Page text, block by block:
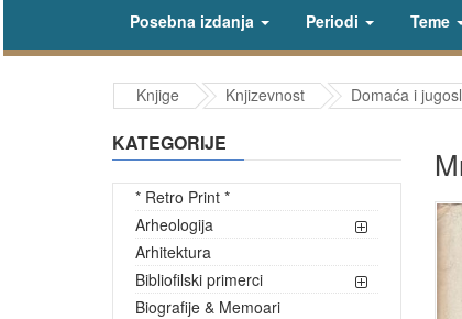
Posebna izdanja Periodi Teme
Knjige Knjizevnost Domaća i
KATEGORIJE
* Retro Print *
Arheologija
Arhitektura
Bibliofilski primerci
Biografije & Memoari